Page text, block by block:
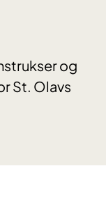
og
St. Olavs